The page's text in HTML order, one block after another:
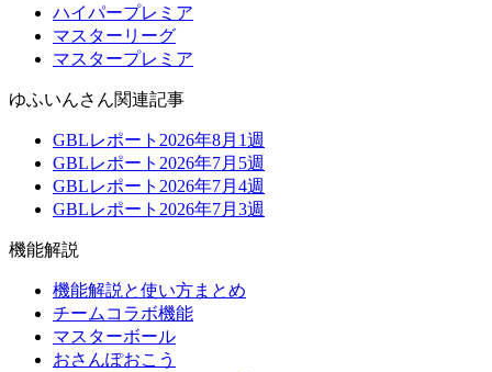
ハイパープレミア
マスターリーグ
マスタープレミア
ゆふいんさん関連記事
GBLレポート2026年8月1週
GBLレポート2026年7月5週
GBLレポート2026年7月4週
GBLレポート2026年7月3週
機能解説
機能解説と使い方まとめ
チームコラボ機能
マスターボール
おさんぽおこう